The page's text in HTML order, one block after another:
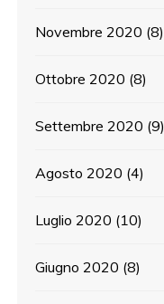
Novembre 2020 (8)
Ottobre 2020 (8)
Settembre 2020 (9)
Agosto 2020 (4)
Luglio 2020 (10)
Giugno 2020 (8)